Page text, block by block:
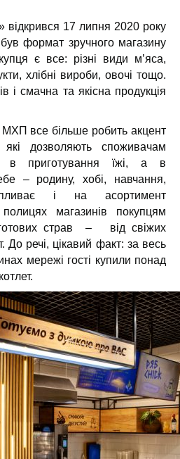
відкрився 17 липня 2020 року
формат зручного магазину
є все: різні види м’яса,
хлібні вироби, овочі тощо.
і смачна та якісна продукція
МХП все більше робить акцент
дозволяють споживачам
в приготування їжі, а в
– родину, хобі, навчання,
і на асортимент
магазинів покупцям
готових страв – від свіжих
До речі, цікавий факт: за весь
мережі гості купили понад